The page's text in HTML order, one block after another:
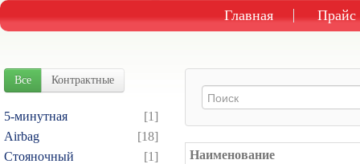
Главная Прайс
Все Контрактные
5-минутная
[1]
Airbag
[18]
Cтояночный
[1]
Наименование